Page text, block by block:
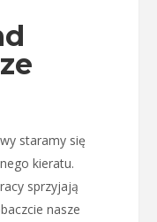
staramy się
kieratu.
sprzyjają
nasze